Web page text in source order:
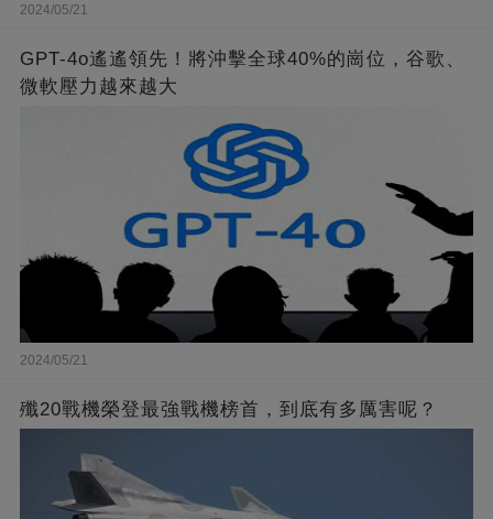
2024/05/21
GPT-4o遙遙領先！將沖擊全球40%的崗位，谷歌、
微軟壓力越來越大
2024/05/21
殲20戰機榮登最強戰機榜首，到底有多厲害呢？